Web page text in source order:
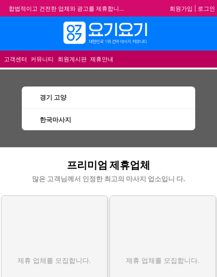
합법적이고 건전한 업체와 광고를 제휴합니다.
★요기요기 설 연휴 휴무 안내★
★ 요기요기 업체회원 안내사항 ★
불건전한 게시글은 삭제 및 회원탈퇴 됩니다.
회원가입 로그인
고객센터 커뮤니티 회원게시판 제휴안내
경기 고양
한국마사지
프리미엄 제휴업체
많은 고객님께서 인정한 최고의 마사지 업소입니 다.
제휴 업체를 모집합니다. 제휴 업체를 모집합니다.